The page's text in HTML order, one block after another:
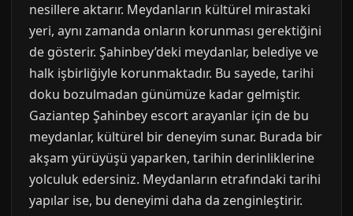
nesillere aktarır. Meydanların kültürel mirastaki
yeri, aynı zamanda onların korunması gerektiğini
de gösterir. Şahinbey’deki meydanlar, belediye ve
halk işbirliğiyle korunmaktadır. Bu sayede, tarihi
doku bozulmadan günümüze kadar gelmiştir.
Gaziantep Şahinbey escort arayanlar için de bu
meydanlar, kültürel bir deneyim sunar. Burada bir
akşam yürüyüşü yaparken, tarihin derinliklerine
yolculuk edersiniz. Meydanların etrafındaki tarihi
yapılar ise, bu deneyimi daha da zenginleştirir.